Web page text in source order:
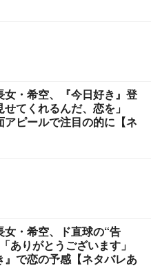
女・希空、『今日好き』登
せてくれるんだ、恋を」
アピールで注目の的に【ネ
女・希空、ド直球の“告
ありがとうございます」
で恋の予感【ネタバレあ